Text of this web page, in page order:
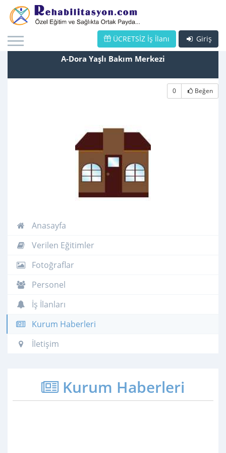
Giriş
ÜCRETSİZ İş İlanı
A-Dora Yaşlı Bakım Merkezi
0 Beğen
Anasayfa
Verilen Eğitimler
Fotoğraflar
Personel
İş İlanları
Kurum Haberleri
İletişim
Kurum Haberleri